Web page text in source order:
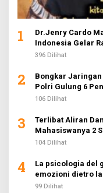
1
Dr.Jenry Cardo
Indonesia Gelar
396 Dilihat
2
Bongkar
Polri Gulung 6
106 Dilihat
3
Terlibat Aliran
Mahasiswanya 2
104 Dilihat
4
La psicologia del
emozioni dietro
99 Dilihat